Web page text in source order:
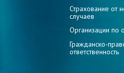
Страхование от
случаев
Организации по
Гражданско-
ответственность